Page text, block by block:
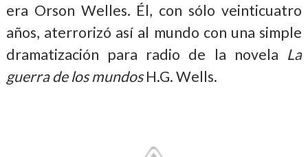
era Orson Welles. Él, con sólo veinticuatro
años, aterrorizó así al mundo con una simple
dramatización para radio de la novela La
guerra de los mundosH.G. Wells.